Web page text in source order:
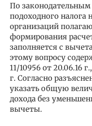
По
подоходного
организаций
формирования
заполняется с
этому вопросу
11/10956 от 20.06.16
г. Согласно
указать общую
дохода без
вычеты.